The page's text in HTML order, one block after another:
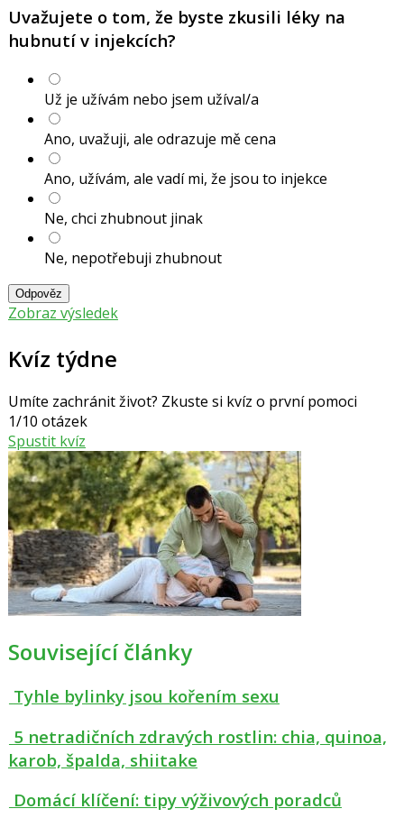
Uvažujete o tom, že byste zkusili léky na
hubnutí v injekcích?
Už je užívám nebo jsem užíval/a
Ano, uvažuji, ale odrazuje mě cena
Ano, užívám, ale vadí mi, že jsou to injekce
Ne, chci zhubnout jinak
Ne, nepotřebuji zhubnout
Odpověz
Zobraz výsledek
Kvíz týdne
Umíte zachránit život? Zkuste si kvíz o první pomoci
1/10 otázek
Spustit kvíz
Související články
Tyhle bylinky jsou kořením sexu
5 netradičních zdravých rostlin: chia, quinoa,
karob, špalda, shiitake
Domácí klíčení: tipy výživových poradců